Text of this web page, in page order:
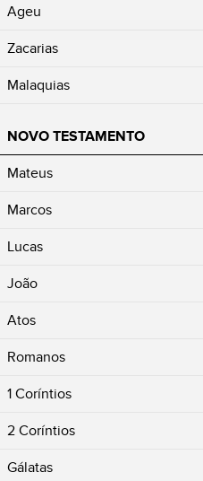
Ageu
Zacarias
Malaquias
NOVO TESTAMENTO
Mateus
Marcos
Lucas
João
Atos
Romanos
1 Coríntios
2 Coríntios
Gálatas